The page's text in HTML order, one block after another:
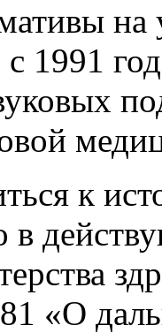
на
1991
к
в
«О